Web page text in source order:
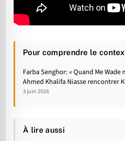
Pour comprendre le
Farba Senghor: « Quand Me Wade
Ahmed Khalifa Niasse rencontrer
3 juin 2026
À lire aussi